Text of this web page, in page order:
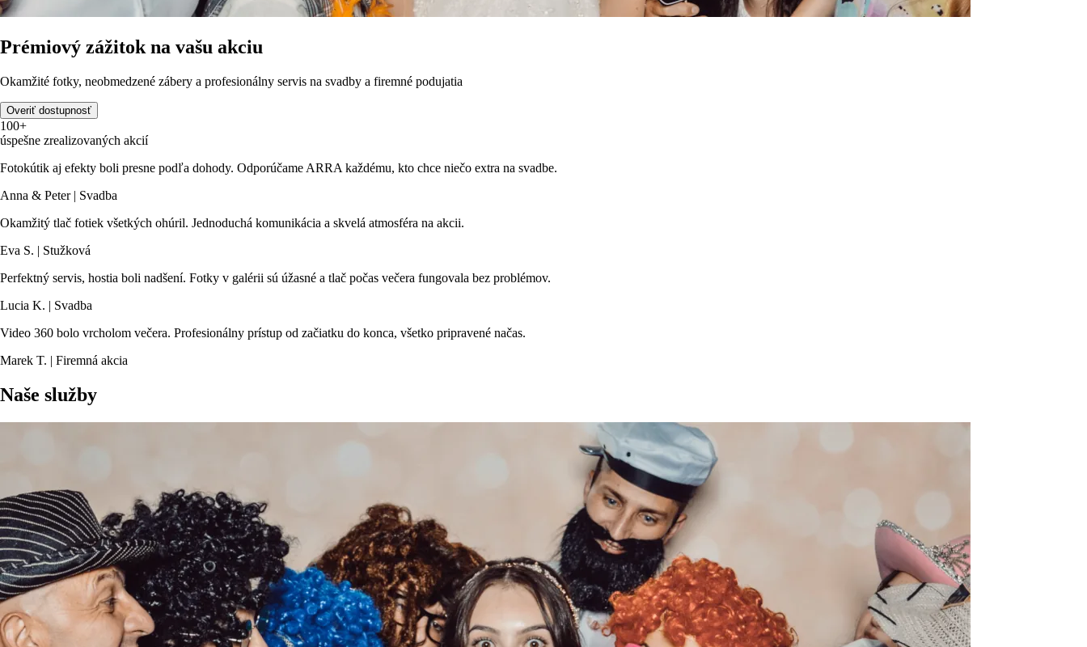
Prémiový zážitok na vašu akciu
Okamžité fotky, neobmedzené zábery a profesionálny servis na svadby a firemné podujatia
Overiť dostupnosť
100+
úspešne zrealizovaných akcií
Fotokútik aj efekty boli presne podľa dohody. Odporúčame ARRA každému, kto chce niečo extra na svadbe.
Anna & Peter | Svadba
Okamžitý tlač fotiek všetkých ohúril. Jednoduchá komunikácia a skvelá atmosféra na akcii.
Eva S. | Stužková
Perfektný servis, hostia boli nadšení. Fotky v galérii sú úžasné a tlač počas večera fungovala bez problémov.
Lucia K. | Svadba
Video 360 bolo vrcholom večera. Profesionálny prístup od začiatku do konca, všetko pripravené načas.
Marek T. | Firemná akcia
Naše služby